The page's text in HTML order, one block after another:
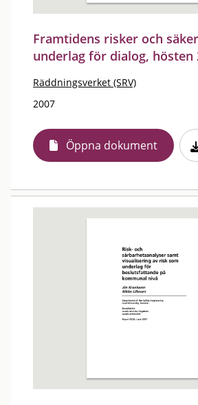
Framtidens risker och
underlag för dialog, hösten
Räddningsverket (SRV)
2007
Öppna dokument